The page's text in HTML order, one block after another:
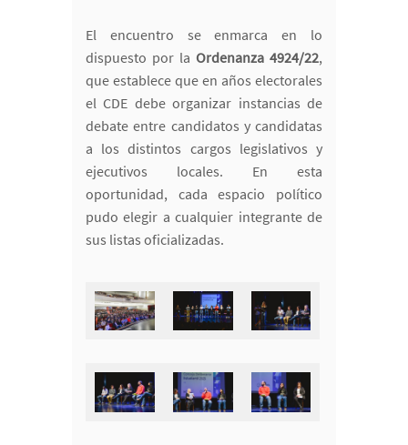
El encuentro se enmarca en lo
dispuesto por la Ordenanza 4924/22,
que establece que en años electorales
el CDE debe organizar instancias de
debate entre candidatos y candidatas
a los distintos cargos legislativos y
ejecutivos locales. En esta
oportunidad, cada espacio político
pudo elegir a cualquier integrante de
sus listas oficializadas.